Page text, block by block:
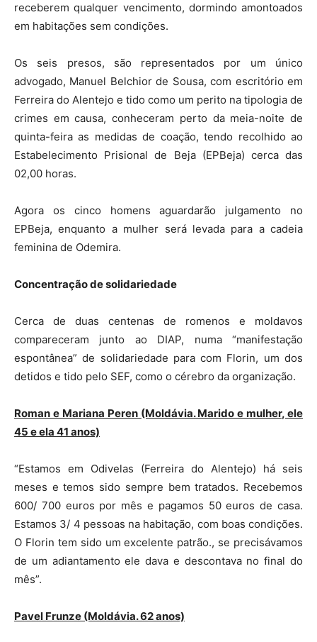
receberem qualquer vencimento, dormindo amontoados
em habitações sem condições.
Os seis presos, são representados por um único
advogado, Manuel Belchior de Sousa, com escritório em
Ferreira do Alentejo e tido como um perito na tipologia de
crimes em causa, conheceram perto da meia-noite de
quinta-feira as medidas de coação, tendo recolhido ao
Estabelecimento Prisional de Beja (EPBeja) cerca das
02,00 horas.
Agora os cinco homens aguardarão julgamento no
EPBeja, enquanto a mulher será levada para a cadeia
feminina de Odemira.
Concentração de solidariedade
Cerca de duas centenas de romenos e moldavos
compareceram junto ao DIAP, numa “manifestação
espontânea” de solidariedade para com Florin, um dos
detidos e tido pelo SEF, como o cérebro da organização.
Roman e Mariana Peren (Moldávia. Marido e mulher, ele
45 e ela 41 anos)
“Estamos em Odivelas (Ferreira do Alentejo) há seis
meses e temos sido sempre bem tratados. Recebemos
600/ 700 euros por mês e pagamos 50 euros de casa.
Estamos 3/ 4 pessoas na habitação, com boas condições.
O Florin tem sido um excelente patrão., se precisávamos
de um adiantamento ele dava e descontava no final do
mês”.
Pavel Frunze (Moldávia. 62 anos)